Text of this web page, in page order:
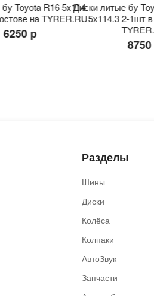
Toyota R16 5x114.3
на TYRER.RU
6250 р
Диски литые бу
5x114.3 2-1шт
Разделы
Шины
Диски
Колёса
Колпаки
АвтоЗвук
Запчасти